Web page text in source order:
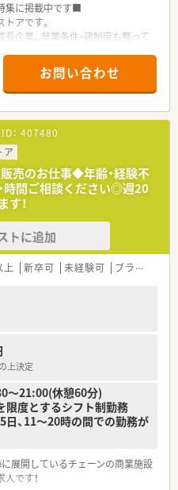
集に掲載中です■
アです。
企業。就業条件・諸制度も整って
お問い合わせ
： 407480
ア
販売のお仕事◆年齢・経験不
間ご相談ください◎週20
す！
トに追加
上 新卒可 未経験可 ブランク可
上決定
～21:00(休憩60分)
限度とするシフト制勤務
、11～20時の間での勤務が
展開しているチェーンの商業施設
です！